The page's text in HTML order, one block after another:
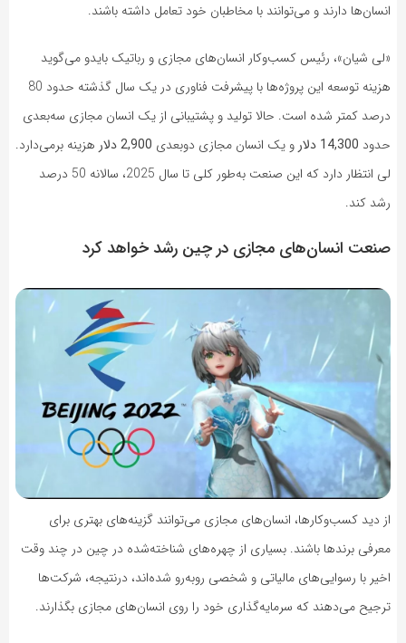
انسان‌ها دارند و می‌توانند با مخاطبان خود تعامل داشته باشند.
«لی شیان»، رئیس کسب‌وکار انسان‌های مجازی و رباتیک بایدو می‌گوید
هزینه توسعه این پروژه‌ها با پیشرفت فناوری در یک سال گذشته حدود 80
درصد کمتر شده است. حالا تولید و پشتیبانی از یک انسان مجازی سه‌بعدی
حدود 14,300 دلار و یک انسان مجازی دوبعدی 2,900 دلار
هزینه برمی‌دارد.
لی انتظار دارد که این صنعت به‌طور کلی تا سال 2025، سالانه 50 درصد
رشد کند.
صنعت انسان‌های مجازی در چین رشد خواهد کرد
از دید کسب‌وکارها، انسان‌های مجازی می‌توانند گزینه‌های بهتری برای
معرفی برندها باشند. بسیاری از چهره‌های شناخته‌شده در چین در چند وقت
اخیر با رسوایی‌های مالیاتی و شخصی روبه‌رو شده‌اند، درنتیجه، شرکت‌ها
ترجیح می‌دهند که سرمایه‌گذاری خود را روی انسان‌های مجازی بگذارند.